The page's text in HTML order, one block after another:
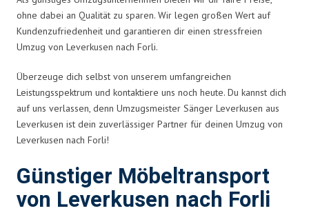
ohne dabei an Qualität zu sparen. Wir legen großen Wert auf
Kundenzufriedenheit und garantieren dir einen stressfreien
Umzug von Leverkusen nach Forli.
Überzeuge dich selbst von unserem umfangreichen
Leistungsspektrum und kontaktiere uns noch heute. Du kannst dich
auf uns verlassen, denn Umzugsmeister Sänger Leverkusen aus
Leverkusen ist dein zuverlässiger Partner für deinen Umzug von
Leverkusen nach Forli!
Günstiger Möbeltransport
von Leverkusen nach Forli